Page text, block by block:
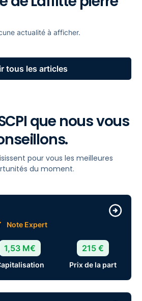
actualité à afficher.
tous les articles
que nous vous
pour vous les meilleures
du moment.
Note Expert
1,53 M€ 215 €
Prix de la part